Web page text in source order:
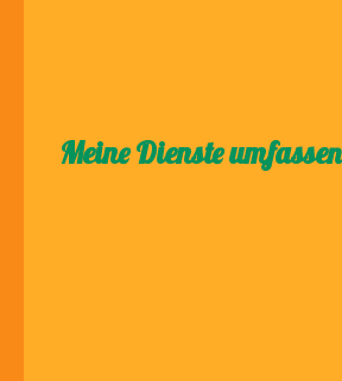
Meine Dienste umfassen